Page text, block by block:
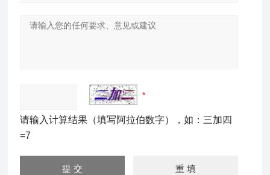
请输入计算结果（填写阿拉伯数字），如：三加四
=7